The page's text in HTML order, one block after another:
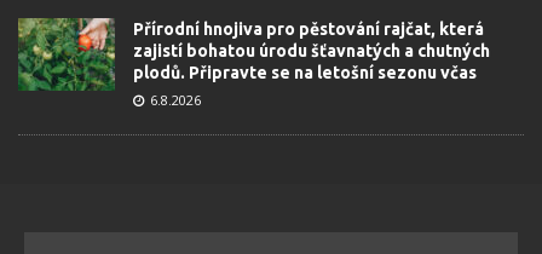
Přírodní hnojiva pro pěstování rajčat, která
zajistí bohatou úrodu šťavnatých a chutných
plodů. Připravte se na letošní sezonu včas
6.8.2026